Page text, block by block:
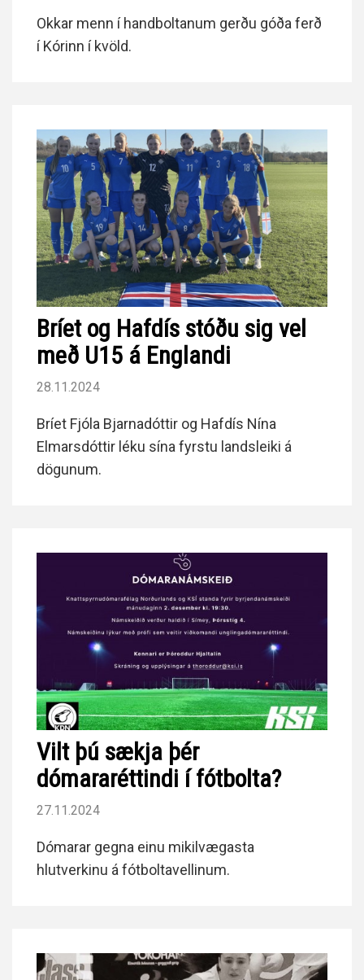
Okkar menn í handboltanum gerðu góða ferð
í Kórinn í kvöld.
Bríet og Hafdís stóðu sig vel
með U15 á Englandi
28.11.2024
Bríet Fjóla Bjarnadóttir og Hafdís Nína
Elmarsdóttir léku sína fyrstu landsleiki á
dögunum.
Vilt þú sækja þér
dómararéttindi í fótbolta?
27.11.2024
Dómarar gegna einu mikilvægasta
hlutverkinu á fótboltavellinum.